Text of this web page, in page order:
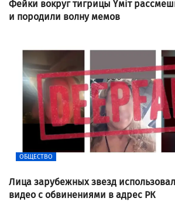
Фейки вокруг тигрицы Үміт
и породили волну мемов
ОБЩЕСТВО
Лица зарубежных звезд
видео с обвинениями в адрес РК